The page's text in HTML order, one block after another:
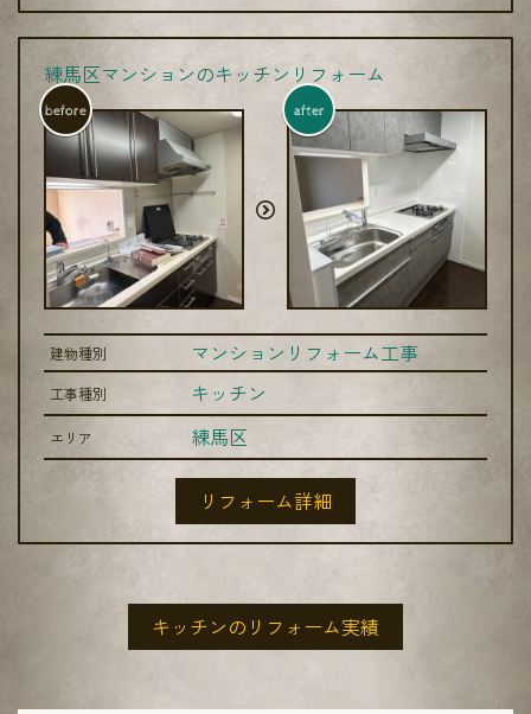
練馬区マンションのキッチンリフォーム
before after
建物種別 マンションリフォーム工事
工事種別 キッチン
エリア 練馬区
リフォーム詳細
キッチンのリフォーム実績